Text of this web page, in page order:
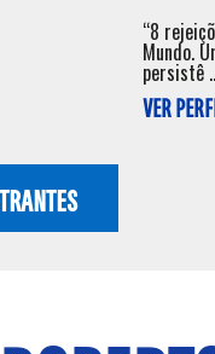
“8
Mundo.
persistê
VER